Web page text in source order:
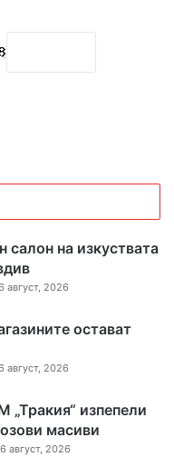
салон на изкуствата
август, 2026
остават
август, 2026
изпепели
масиви
август, 2026